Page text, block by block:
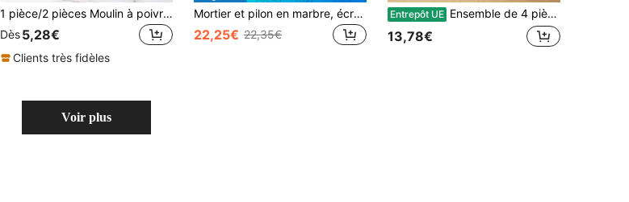
1 pièce/2 pièces Moulin à poivre et broyeur à sel en bois, bocal à épices
Dès5,28€
Clients très fidèles
Mortier et pilon en marbre, écraseur de pilule et moulin à épices, 3,8 pouces, 0,5 tasse, haute efficacité de broyage, facile et sans effort (noir)
22,25€ 22,35€
Entrepôt UE Ensemble de 4 pièces Bouteilles d'assaisonnement de cuisine, Bouteilles d'huile, Distributeur d'huile en céramique, Pot étanche, Bouteille d'huile vintage, Pot à épices, Pot à vinaigre, Cuisine, Extérieur, Barbecue, Camping, Pique-nique, Ustensiles de cuisine, Outils de cuisine
13,78€
Voir plus